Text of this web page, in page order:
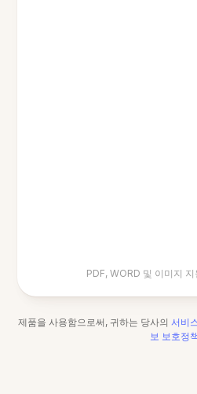
PDF, WORD 및 이미지
제품을 사용함으로써, 귀하는 당사의 서비
보 보호정